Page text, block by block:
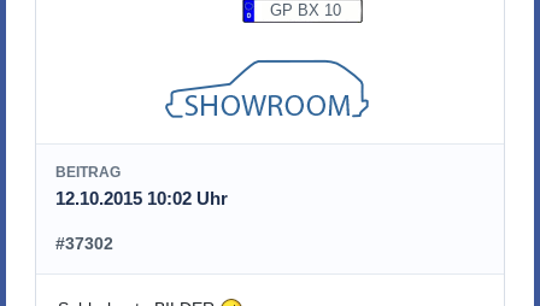
GP BX 10
BEITRAG
12.10.2015 10:02 Uhr
#37302